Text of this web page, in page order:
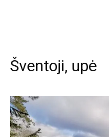
Šventoji, upė